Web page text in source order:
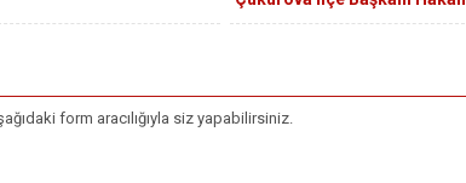
Akın: Türkiye Değişim Partisi
form aracılığıyla siz yapabilirsiniz.